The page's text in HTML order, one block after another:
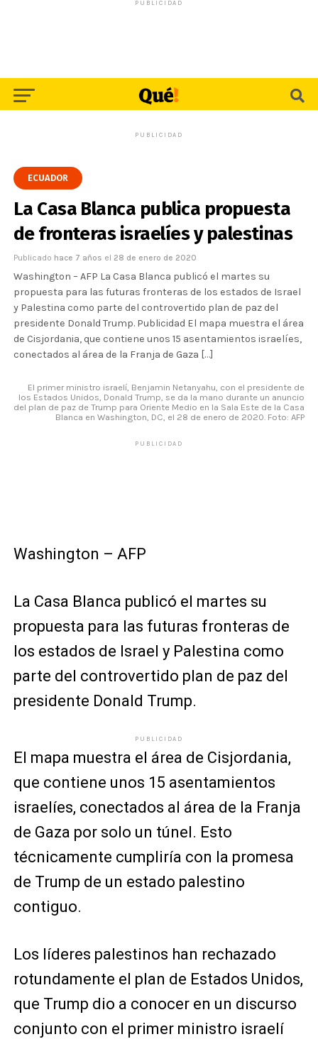
PUBLICIDAD
PUBLICIDAD
ECUADOR
La Casa Blanca publica propuesta
de fronteras israelíes y palestinas
Publicado hace 7 años el 28 de enero de 2020
Washington – AFP La Casa Blanca publicó el martes su
propuesta para las futuras fronteras de los estados de Israel
y Palestina como parte del controvertido plan de paz del
presidente Donald Trump. Publicidad El mapa muestra el área
de Cisjordania, que contiene unos 15 asentamientos israelíes,
conectados al área de la Franja de Gaza […]
El primer ministro israelí, Benjamin Netanyahu, con el presidente de
los Estados Unidos, Donald Trump, se da la mano durante un anuncio
del plan de paz de Trump para Oriente Medio en la Sala Este de la Casa
Blanca en Washington, DC, el 28 de enero de 2020. Foto: AFP
PUBLICIDAD
Washington – AFP
La Casa Blanca publicó el martes su
propuesta para las futuras fronteras de
los estados de Israel y Palestina como
parte del controvertido plan de paz del
presidente Donald Trump.
PUBLICIDAD
El mapa muestra el área de Cisjordania,
que contiene unos 15 asentamientos
israelíes, conectados al área de la Franja
de Gaza por solo un túnel. Esto
técnicamente cumpliría con la promesa
de Trump de un estado palestino
contiguo.
Los líderes palestinos han rechazado
rotundamente el plan de Estados Unidos,
que Trump dio a conocer en un discurso
conjunto con el primer ministro israelí